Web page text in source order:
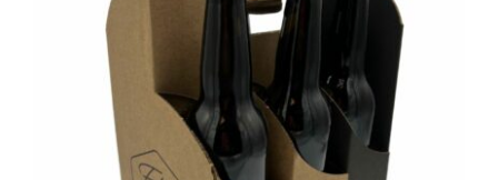
AJOUTER AU PANIER
DÉTAILS